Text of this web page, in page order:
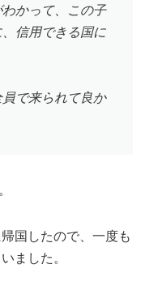
かって、この子
信用できる国に
で来られて良か
国したので、一度も
ました。